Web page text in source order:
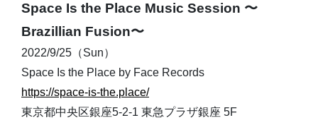
Space Is the Place Music Session 〜
Brazillian Fusion〜
2022/9/25（Sun）
Space Is the Place by Face Records
https://space-is-the.place/
東京都中央区銀座5-2-1 東急プラザ銀座 5F